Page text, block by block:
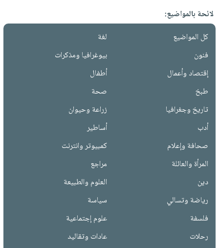
لائحة بالمواضيع:
كل المواضيع
لغة
فنون
بيوغرافيا ومذكرات
إقتصاد وأعمال
أطفال
طبخ
صحة
تاريخ وجغرافيا
زراعة وحيوان
أدب
أساطير
صحافة وإعلام
كمبيوتر وانترنت
المرأة والعائلة
مراجع
دين
العلوم والطبيعة
رياضة وتسالي
سياسة
فلسفة
علوم إجتماعية
رحلات
عادات وتقاليد